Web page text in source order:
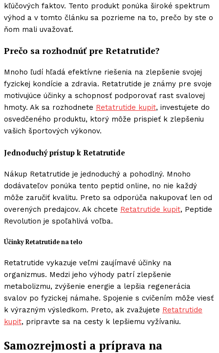
kľúčových faktov. Tento produkt ponúka široké spektrum
výhod a v tomto článku sa pozrieme na to, prečo by ste o
ňom mali uvažovať.
Prečo sa rozhodnúť pre Retatrutide?
Mnoho ľudí hľadá efektívne riešenia na zlepšenie svojej
fyzickej kondície a zdravia. Retatrutide je známy pre svoje
motivujúce účinky a schopnosť podporovať rast svalovej
hmoty. Ak sa rozhodnete Retatrutide kupit, investujete do
osvedčeného produktu, ktorý môže prispieť k zlepšeniu
vašich športových výkonov.
Jednoduchý prístup k Retatrutide
Nákup Retatrutide je jednoduchý a pohodlný. Mnoho
dodávateľov ponúka tento peptid online, no nie každý
môže zaručiť kvalitu. Preto sa odporúča nakupovať len od
overených predajcov. Ak chcete Retatrutide kupit, Peptide
Revolution je spoľahlivá voľba.
Účinky Retatrutide na telo
Retatrutide vykazuje veľmi zaujímavé účinky na
organizmus. Medzi jeho výhody patrí zlepšenie
metabolizmu, zvýšenie energie a lepšia regenerácia
svalov po fyzickej námahe. Spojenie s cvičením môže viesť
k výrazným výsledkom. Preto, ak zvažujete Retatrutide
kupit, pripravte sa na cesty k lepšiemu vyžívaniu.
Samozrejmosti a príprava na